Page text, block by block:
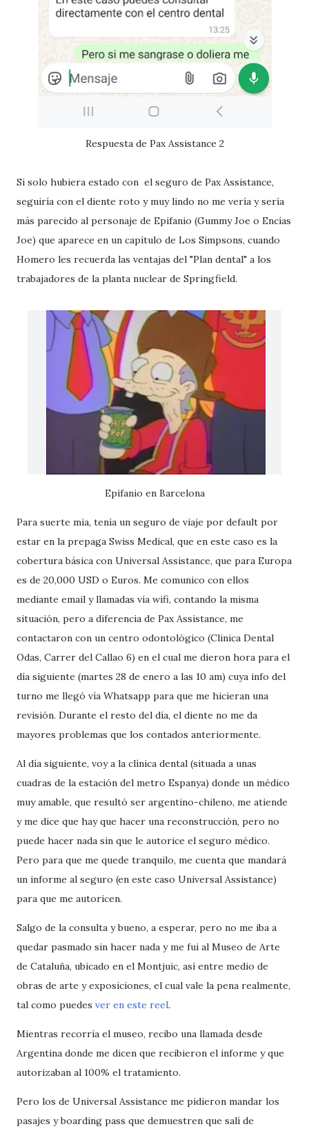
Respuesta de Pax Assistance 2
Si solo hubiera estado con el seguro de Pax Assistance,
seguiría con el diente roto y muy lindo no me vería y sería
más parecido al personaje de Epifanio (Gummy Joe o Encías
Joe) que aparece en un capítulo de Los Simpsons, cuando
Homero les recuerda las ventajas del "Plan dental" a los
trabajadores de la planta nuclear de Springfield.
Epifanio en Barcelona
Para suerte mia, tenía un seguro de viaje por default por
estar en la prepaga Swiss Medical, que en este caso es la
cobertura básica con Universal Assistance, que para Europa
es de 20,000 USD o Euros. Me comunico con ellos
mediante email y llamadas vía wifi, contando la misma
situación, pero a diferencia de Pax Assistance, me
contactaron con un centro odontológico (Clinica Dental
Odas, Carrer del Callao 6) en el cual me dieron hora para el
día siguiente (martes 28 de enero a las 10 am) cuya info del
turno me llegó vía Whatsapp para que me hicieran una
revisión. Durante el resto del día, el diente no me da
mayores problemas que los contados anteriormente.
Al día siguiente, voy a la clínica dental (situada a unas
cuadras de la estación del metro Espanya) donde un médico
muy amable, que resultó ser argentino-chileno, me atiende
y me dice que hay que hacer una reconstrucción, pero no
puede hacer nada sin que le autorice el seguro médico.
Pero para que me quede tranquilo, me cuenta que mandará
un informe al seguro (en este caso Universal Assistance)
para que me autoricen.
Salgo de la consulta y bueno, a esperar, pero no me iba a
quedar pasmado sin hacer nada y me fui al Museo de Arte
de Cataluña, ubicado en el Montjuic, así entre medio de
obras de arte y exposiciones, el cual vale la pena realmente,
tal como puedes ver en este reel.
Mientras recorría el museo, recibo una llamada desde
Argentina donde me dicen que recibieron el informe y que
autorizaban al 100% el tratamiento.
Pero los de Universal Assistance me pidieron mandar los
pasajes y boarding pass que demuestren que salí de